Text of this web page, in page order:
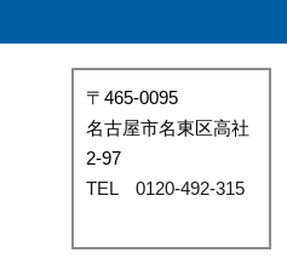
〒465-0095
名古屋市名東区高社
2-97
TEL 0120-492-315